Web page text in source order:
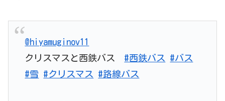
@hiyamuginov11
クリスマスと西鉄バス #西鉄バス
#バス
#雪
#クリスマス #路線バス